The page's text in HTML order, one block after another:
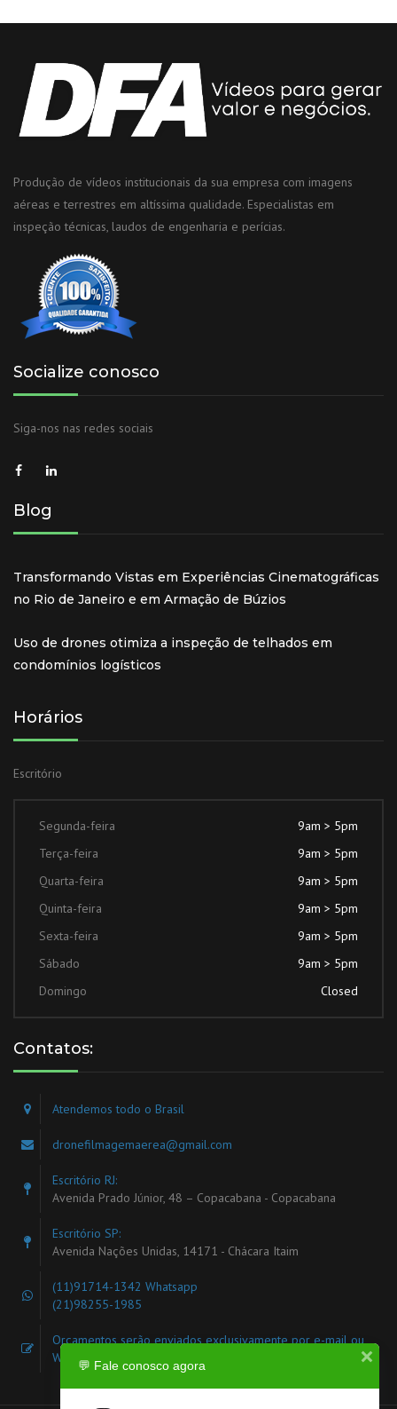
Produção de vídeos institucionais da sua empresa com imagens
aéreas e terrestres em altíssima qualidade. Especialistas em
inspeção técnicas, laudos de engenharia e perícias.
Socialize conosco
Siga-nos nas redes sociais
Blog
Transformando Vistas em Experiências Cinematográficas
no Rio de Janeiro e em Armação de Búzios
Uso de drones otimiza a inspeção de telhados em
condomínios logísticos
Horários
Escritório
Segunda-feira
9am > 5pm
Terça-feira
9am > 5pm
Quarta-feira
9am > 5pm
Quinta-feira
9am > 5pm
Sexta-feira
9am > 5pm
Sábado
9am > 5pm
Domingo
Closed
Contatos:
Atendemos todo o Brasil
dronefilmagemaerea@gmail.com
Escritório RJ:
Avenida Prado Júnior, 48 – Copacabana - Copacabana
Escritório SP:
Avenida Nações Unidas, 14171 - Chácara Itaim
(11)91714-1342 Whatsapp
(21)98255-1985
Orçamentos serão enviados exclusivamente por e-mail ou
WhatsApp
💬 Fale conosco agora